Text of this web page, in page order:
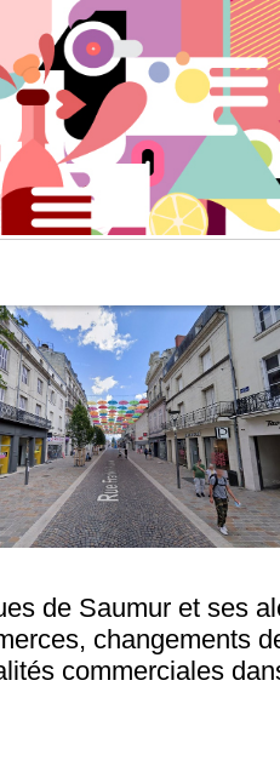
de Saumur et ses
changements
commerciales